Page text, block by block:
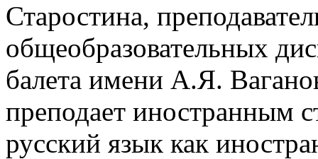
Старостина,
общеобразовательных
балета имени А.Я.
преподает иностранным
русский язык как